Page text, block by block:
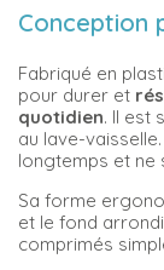
Conception
Fabriqué en
pour durer et
quotidien. Il est
au lave-
longtemps et ne
Sa forme
et le fond
comprimés